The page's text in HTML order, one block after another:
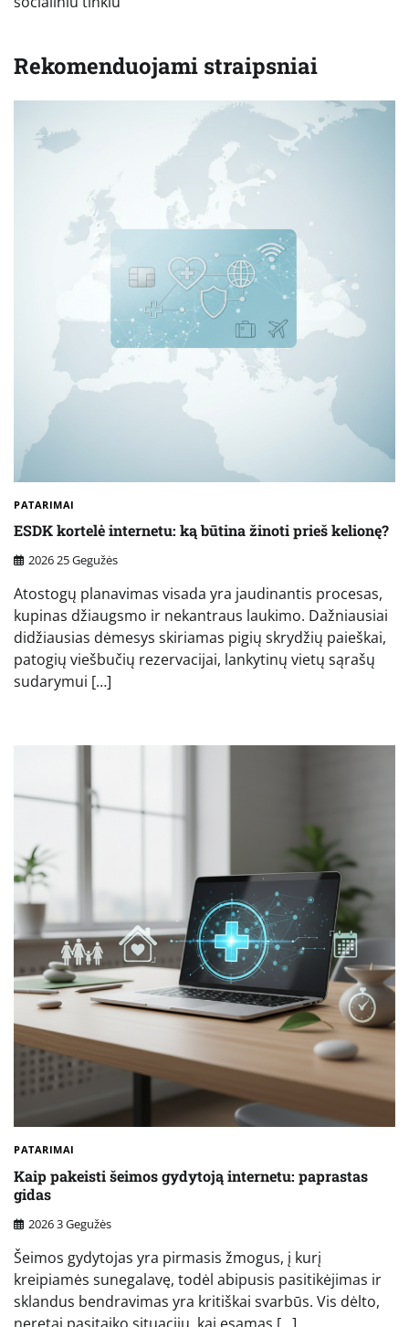
Rekomenduojami straipsniai
PATARIMAI
ESDK kortelė internetu: ką būtina žinoti prieš kelionę?
2026 25 Gegužės
Atostogų planavimas visada yra jaudinantis procesas,
kupinas džiaugsmo ir nekantraus laukimo. Dažniausiai
didžiausias dėmesys skiriamas pigių skrydžių paieškai,
patogių viešbučių rezervacijai, lankytinų vietų sąrašų
sudarymui […]
PATARIMAI
Kaip pakeisti šeimos gydytoją internetu: paprastas
gidas
2026 3 Gegužės
Šeimos gydytojas yra pirmasis žmogus, į kurį
kreipiamės sunegalavę, todėl abipusis pasitikėjimas ir
sklandus bendravimas yra kritiškai svarbūs. Vis dėlto,